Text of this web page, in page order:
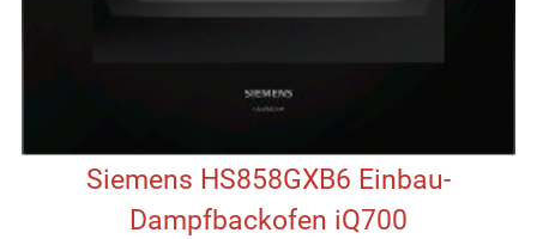
Siemens HS858GXB6 Einbau-
Dampfbackofen iQ700